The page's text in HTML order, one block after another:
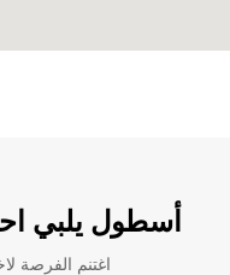
أسطول يلبي
اغتنم الفرصة